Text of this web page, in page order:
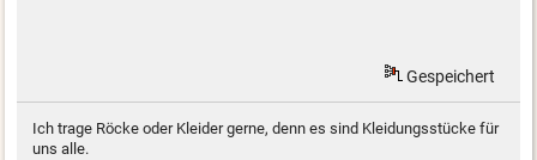
Gespeichert
Ich trage Röcke oder Kleider gerne, denn es sind Kleidungsstücke für
uns alle.